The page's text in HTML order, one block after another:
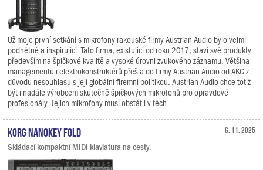
Už moje první setkání s mikrofony rakouské firmy Austrian Audio bylo velmi
podnětné a inspirující. Tato firma, existující od roku 2017, staví své produkty
především na špičkové kvalitě a vysoké úrovni zvukového záznamu. Většina
managementu i elektrokonstruktérů přešla do firmy Austrian Audio od AKG z
důvodu nesouhlasu s její globální firemní politikou. Austrian Audio chce totiž
být i nadále výrobcem skutečně špičkových mikrofonů pro opravdové
profesionály. Jejich mikrofony musí obstát i v těch...
6. 11. 2025
KORG nanoKEY Fold
Skládací kompaktní MIDI klaviatura na cesty.